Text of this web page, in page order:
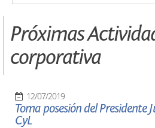
Próximas
corporativa
12/07/2019
Toma posesión del Presidente
CyL